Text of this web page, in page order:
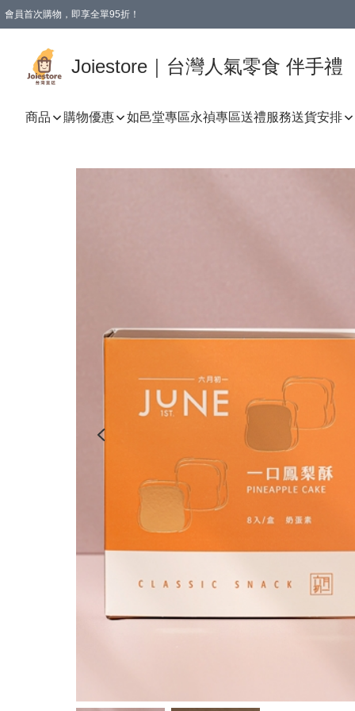
會員首次購物，即享全單95折！
Joiestore｜台灣人氣零食 伴手禮
商品 購物優惠 如邑堂專區永禎專區送禮服務送貨安排